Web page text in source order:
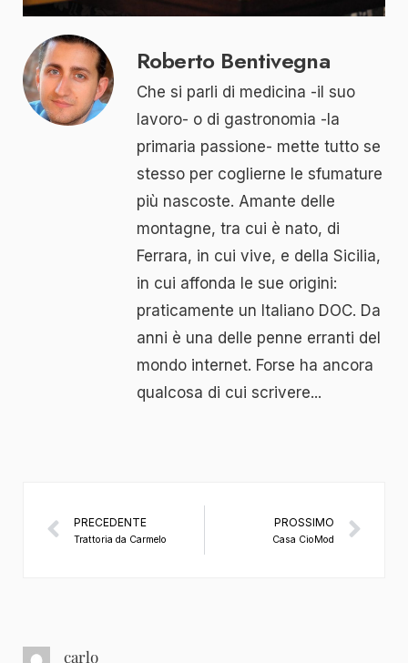
Roberto Bentivegna
Che si parli di medicina -il suo
lavoro- o di gastronomia -la
primaria passione- mette tutto se
stesso per coglierne le sfumature
più nascoste. Amante delle
montagne, tra cui è nato, di
Ferrara, in cui vive, e della Sicilia,
in cui affonda le sue origini:
praticamente un Italiano DOC. Da
anni è una delle penne erranti del
mondo internet. Forse ha ancora
qualcosa di cui scrivere...
PRECEDENTE
Trattoria da Carmelo
PROSSIMO
Casa CioMod
carlo